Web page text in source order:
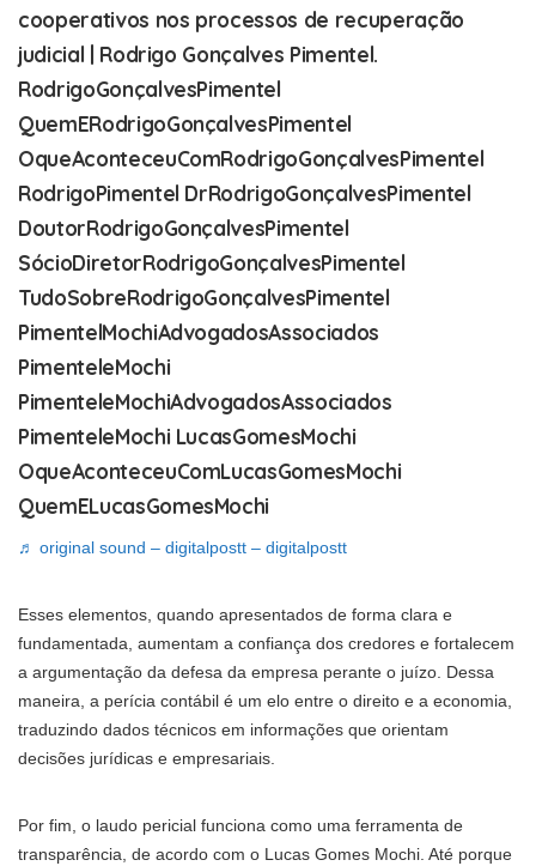
cooperativos nos processos de recuperação
judicial | Rodrigo Gonçalves Pimentel.
RodrigoGonçalvesPimentel
QuemERodrigoGonçalvesPimentel
OqueAconteceuComRodrigoGonçalvesPimentel
RodrigoPimentel DrRodrigoGonçalvesPimentel
DoutorRodrigoGonçalvesPimentel
SócioDiretorRodrigoGonçalvesPimentel
TudoSobreRodrigoGonçalvesPimentel
PimentelMochiAdvogadosAssociados
PimenteleMochi
PimenteleMochiAdvogadosAssociados
PimenteleMochi LucasGomesMochi
OqueAconteceuComLucasGomesMochi
QuemELucasGomesMochi
♬ original sound – digitalpostt – digitalpostt
Esses elementos, quando apresentados de forma clara e
fundamentada, aumentam a confiança dos credores e fortalecem
a argumentação da defesa da empresa perante o juízo. Dessa
maneira, a perícia contábil é um elo entre o direito e a economia,
traduzindo dados técnicos em informações que orientam
decisões jurídicas e empresariais.
Por fim, o laudo pericial funciona como uma ferramenta de
transparência, de acordo com o Lucas Gomes Mochi. Até porque